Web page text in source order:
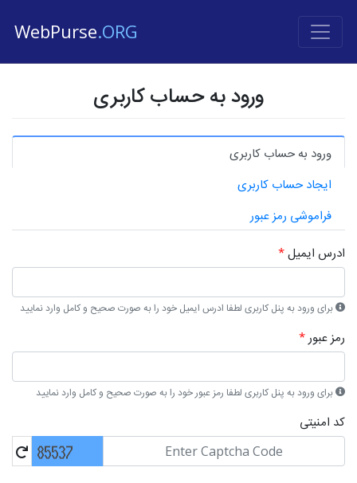
WebPurse.ORG
ورود به حساب کاربری
ورود به حساب کاربری
ایجاد حساب کاربری
فراموشی رمز عبور
ادرس ایمیل *
برای ورود به پنل کاربری لطفا ادرس ایمیل خود را به صورت صحیح و کامل وارد نمایید
رمز عبور *
برای ورود به پنل کاربری لطفا رمز عبور خود را به صورت صحیح و کامل وارد نمایید
کد امنیتی